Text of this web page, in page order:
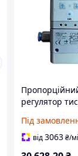
регулятор
557774 б/в
Під
від3063 ₴/